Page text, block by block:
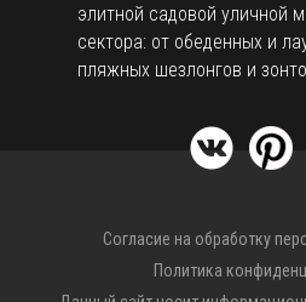
элитной садовой уличной
сектора: от обеденных и
пляжных шезлонгов и
Согласие на обработку
Политика